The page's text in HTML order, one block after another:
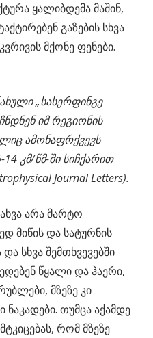
ყალიბდემა მაშინ,
გაზების სხვა
მქონე ფენები.
„სასერფინგე
იმ რეგიონის
ამონაფრქვევს
კმ/წმ-ში სიჩქარით
Journal Letters).
არა მარტო
მიწის და სატურნის
სხვა შემთხვევებში
წყალი და ჰაერი,
მზეზე კი
თუმცა აქამდე
რომ მზეზე